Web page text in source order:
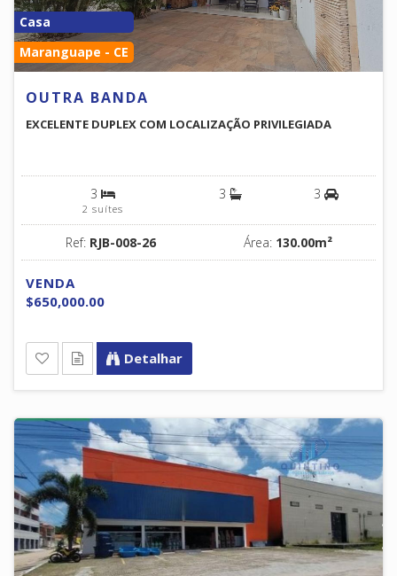
Casa
Maranguape - CE
OUTRA BANDA
EXCELENTE DUPLEX COM LOCALIZAÇÃO PRIVILEGIADA
3
2 suítes
3 3
Ref: RJB-008-26 Área: 130.00m²
VENDA
$650,000.00
Detalhar